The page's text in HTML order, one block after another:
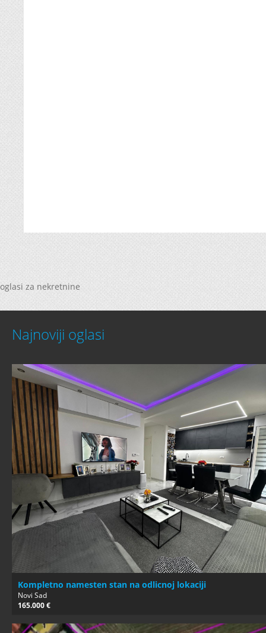
oglasi za nekretnine
Najnoviji oglasi
Kompletno namesten stan na odlicnoj lokaciji
Novi Sad
165.000 €